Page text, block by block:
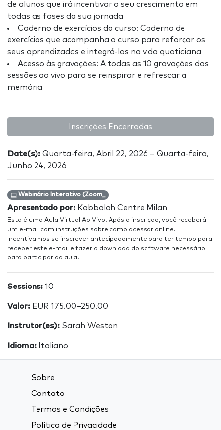
de alunos que irá incentivar o seu crescimento em
todas as fases da sua jornada
Caderno de exercícios do curso: Caderno de
exercícios que acompanha o curso para reforçar os
seus aprendizados e integrá-los na vida quotidiana
Acesso às gravações: A todas as 10 gravações das
sessões ao vivo para se reinspirar e refrescar a
memória
Inscrições Encerradas
Date(s): Quarta-feira, Abril 22, 2026 – Quarta-feira,
Junho 24, 2026
Webinário Interativo (Zoom_
Apresentado por: Kabbalah Centre Milan
Esta é uma Aula Virtual Ao Vivo. Após a inscrição, você receberá
um e-mail com instruções sobre como acessar online.
Incentivamos se inscrever antecipadamente para ter tempo para
receber este e-mail e fazer o download do software necessário
para participar da aula.
Sessions: 10
Valor: EUR 175.00–250.00
Instrutor(es): Sarah Weston
Idioma: Italiano
Sobre
Contato
Termos e Condições
Política de Privacidade